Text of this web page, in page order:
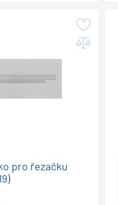
pro řezačku